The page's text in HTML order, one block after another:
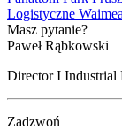
Logistyczne
Masz pytanie?
Paweł Rąbkowski
Director I Industrial
Zadzwoń